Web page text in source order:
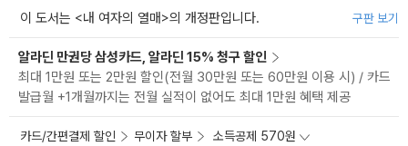
이 도서는 <내 여자의 열매>의 개정판입니다. 구판 보기
알라딘 만권당 삼성카드, 알라딘 15% 청구 할인
최대 1만원 또는 2만원 할인(전월 30만원 또는 60만원 이용 시) / 카드
발급월 +1개월까지는 전월 실적이 없어도 최대 1만원 혜택 제공
카드/간편결제 할인 무이자 할부 소득공제 570원